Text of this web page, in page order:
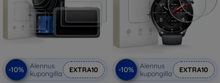
-10%
Alennus
kupongilla
EXTRA10 -10%
Alennus
kupongilla
EXTRA10